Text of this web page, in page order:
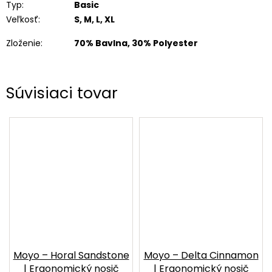
Súvisiaci tovar
Moyo – Horal Sandstone
| Ergonomický nosič
Moyo – Delta Cinnamon
| Ergonomický nosič
Typ:
Basic
Veľkosť:
S, M, L, XL
Zloženie: 70% Bavlna, 30% Polyester